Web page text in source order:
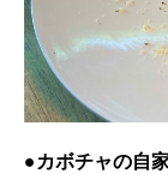
●カボチャの自